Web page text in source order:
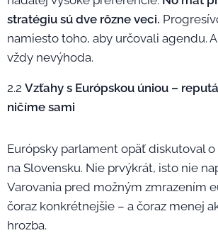
stratégiu sú dve rôzne veci.
namiesto toho, aby určovali agendu.
vždy nevýhoda.
2.2 Vzťahy s Európskou úniou –
ničíme sami
Európsky parlament opäť diskutoval
na Slovensku. Nie prvýkrát, isto nie
Varovania pred možným zmrazením
čoraz konkrétnejšie – a čoraz menej
hrozba.